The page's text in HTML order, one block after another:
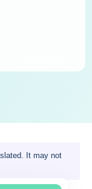
It may not